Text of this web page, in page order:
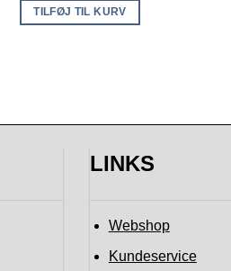
TILFØJ TIL KURV
LINKS
Webshop
Kundeservice